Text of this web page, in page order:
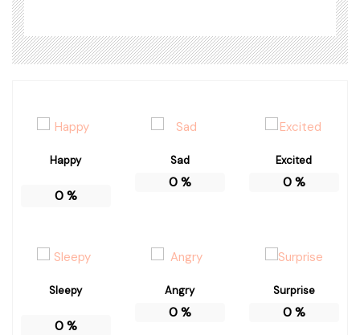
Happy
0%
Sad
0%
Excited
0%
Sleepy
0%
Angry
0%
Surprise
0%